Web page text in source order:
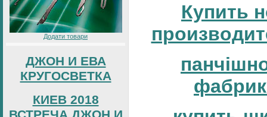
Додати товари
ДЖОН И ЕВА
КРУГОСВЕТКА
КИЕВ 2018
Купить